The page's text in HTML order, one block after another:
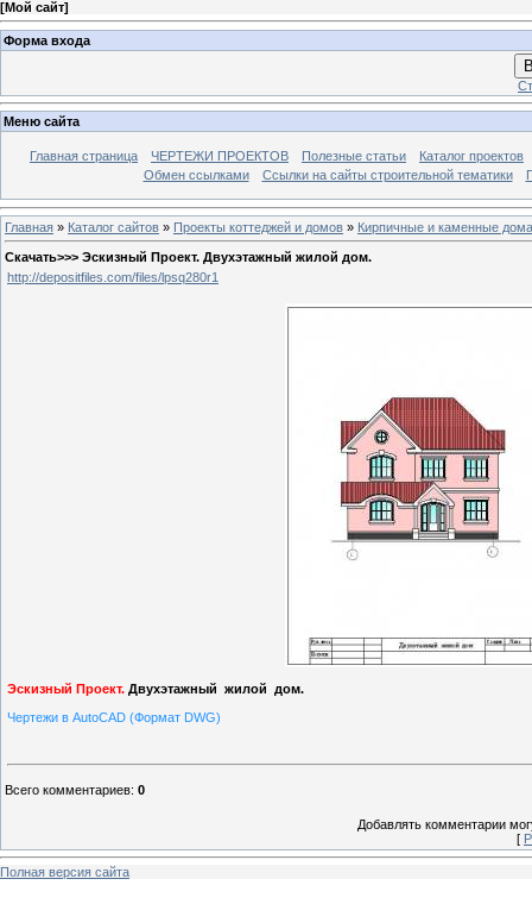
[Мой сайт]
Форма входа
Меню сайта
Главная страница ЧЕРТЕЖИ ПРОЕКТОВ Полезные статьи
Каталог проектов
Обмен ссылками
Ссылки на сайты строительной тематики
Главная » Каталог сайтов » Проекты коттеджей и домов » Кирпичные и каменные дома
Скачать>>> Эскизный Проект. Двухэтажный жилой дом.
http://depositfiles.com/files/lpsq280r1
Эскизный Проект. Двухэтажный жилой дом.
Чертежи в AutoCAD (Формат DWG)
Всего комментариев: 0
Добавлять комментарии
[
Полная версия сайта